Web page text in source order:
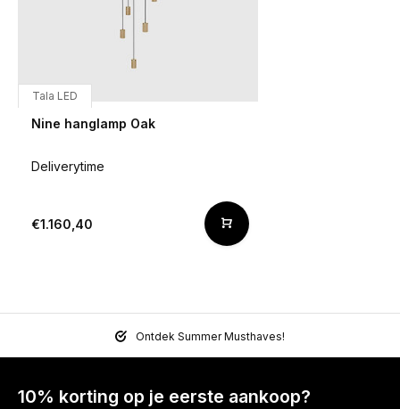
Tala LED
Nine hanglamp Oak
Deliverytime
€1.160,40
Ontdek Summer Musthaves!
10% korting op je eerste aankoop?